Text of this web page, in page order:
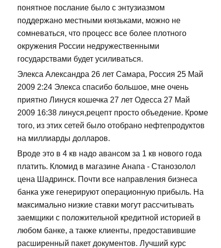
понятное послание было с энтузиазмом
поддержано местными князьками, можно не
сомневаться, что процесс все более плотного
окружения России недружественными
государствами будет усиливаться.
Элекса Александра 26 лет Самара, Россия 25 Май
2009 2:24 Элекса спасибо большое, мне очень
приятно Линуся кошечка 27 лет Одесса 27 Май
2009 16:38 линуся,рецепт просто объедение. Кроме
того, из этих сетей было отобрано нефтепродуктов
на миллиарды долларов.
Вроде это в 4 кв надо авансом за 1 кв нового года
платить. Кломид в магазине Анапа - Станозолол
цена Шадринск. Почти все направления бизнеса
банка уже генерируют операционную прибыль. На
максимально низкие ставки могут рассчитывать
заемщики с положительной кредитной историей в
любом банке, а также клиенты, предоставившие
расширенный пакет документов. Лучший курс